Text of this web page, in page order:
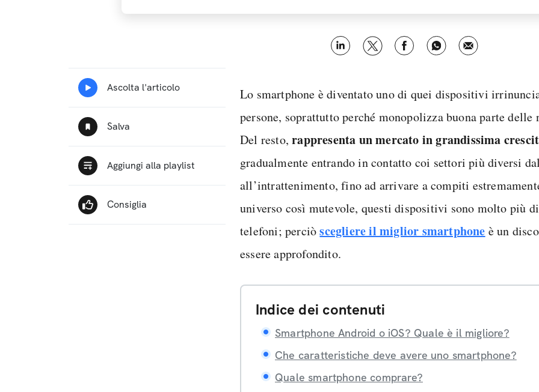
Lo smartphone è diventato uno di quei dispositivi
persone, soprattutto perché monopolizza buona parte delle
Del resto,rappresenta un mercato in grandissima
gradualmente entrando in contatto coi settori più diversi
all’intrattenimento, fino ad arrivare a compiti
universo così mutevole, questi dispositivi sono molto più
telefoni; perciòscegliere il miglior smartphone è un
essere approfondito.
Indice dei contenuti
Smartphone Android o iOS? Quale è il migliore?
Che caratteristiche deve avere uno smartphone?
Quale smartphone comprare?